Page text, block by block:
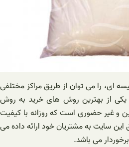
ای، را می توان از طریق مراکز مختلفی
یکی از بهترین روش های خرید به روش
و غیر حضوری است که روزانه با کیفیت
سایت به مشتریان خود ارائه داده می
می باشد.